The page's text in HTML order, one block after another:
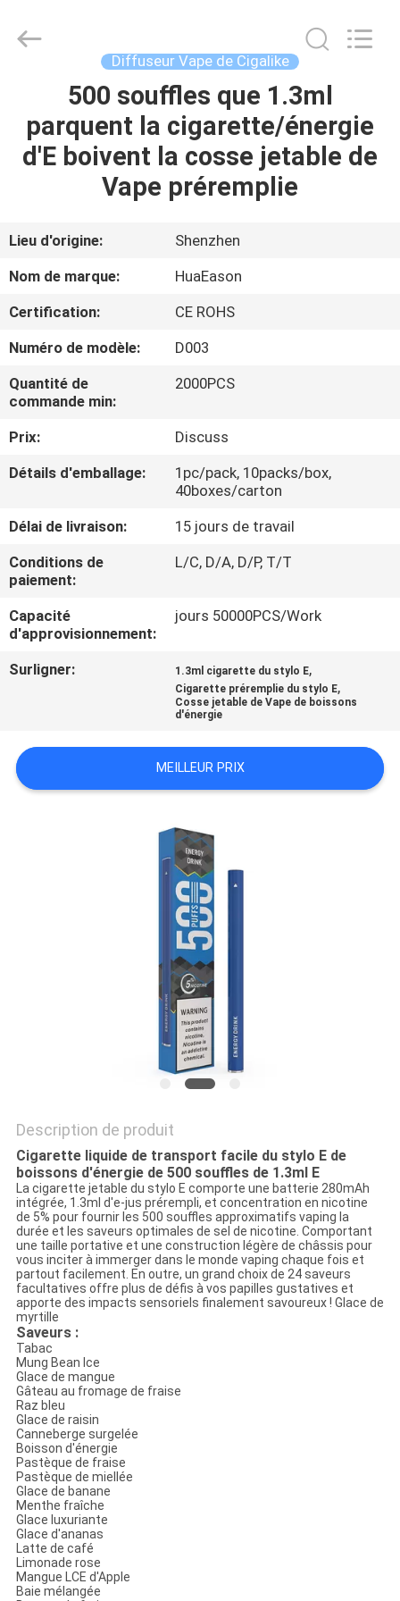
MAISON
PRODUITS
AU
DE
NOUS
VISITE
D'USINE
DE
QUALITÉ
DEMANDEZ
UNE
CITATION
280mAh
Vape
huaeason.com.
Rights
Reserved.
Diffuseur Vape de Cigalike
500 souffles que 1.3ml
parquent la cigarette/énergie
d'E boivent la cosse jetable de
Vape préremplie
Lieu d'origine:
Shenzhen
Nom de marque:
HuaEason
Certification:
CE ROHS
Numéro de modèle:
D003
Quantité de
commande min:
2000PCS
Prix:
Discuss
Détails d'emballage:
1pc/pack, 10packs/box,
40boxes/carton
Délai de livraison:
15 jours de travail
Conditions de
paiement:
L/C, D/A, D/P, T/T
Capacité
d'approvisionnement:
jours 50000PCS/Work
Surligner: 1.3ml cigarette du stylo E,
Cigarette préremplie du stylo E,
Cosse jetable de Vape de boissons
d'énergie
MEILLEUR PRIX
Description de produit
Cigarette liquide de transport facile du stylo E de
boissons d'énergie de 500 souffles de 1.3ml E
La cigarette jetable du stylo E comporte une batterie 280mAh
intégrée, 1.3ml d'e-jus prérempli, et concentration en nicotine
de 5% pour fournir les 500 souffles approximatifs vaping la
durée et les saveurs optimales de sel de nicotine. Comportant
une taille portative et une construction légère de châssis pour
vous inciter à immerger dans le monde vaping chaque fois et
partout facilement. En outre, un grand choix de 24 saveurs
facultatives offre plus de défis à vos papilles gustatives et
apporte des impacts sensoriels finalement savoureux ! Glace de
myrtille
Saveurs :
Tabac
Mung Bean Ice
Glace de mangue
Gâteau au fromage de fraise
Raz bleu
Glace de raisin
Canneberge surgelée
Boisson d'énergie
Pastèque de fraise
Pastèque de miellée
Glace de banane
Menthe fraîche
Glace luxuriante
Glace d'ananas
Latte de café
Limonade rose
Mangue LCE d'Apple
Baie mélangée